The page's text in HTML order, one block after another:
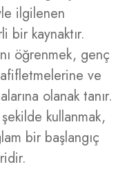
ilgilenen
bir kaynaktır.
öğrenmek, genç
ve
olanak tanır.
kullanmak,
bir başlangıç